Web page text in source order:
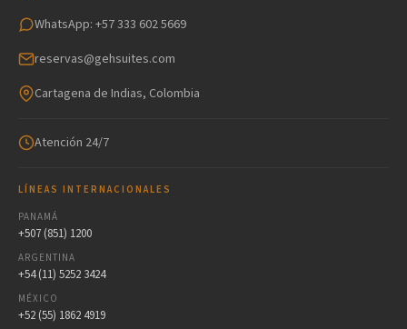
WhatsApp: +57 333 602 5669
reservas@gehsuites.com
Cartagena de Indias, Colombia
Atención 24/7
LÍNEAS INTERNACIONALES
PANAMÁ
+507 (851) 1200
ARGENTINA
+54 (11) 5252 3424
MÉXICO
+52 (55) 1862 4919